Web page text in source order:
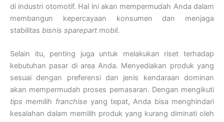
di industri otomotif. Hal ini akan mempermudah Anda dalam
membangun kepercayaan konsumen dan menjaga
stabilitas bisnis sparepart mobil.
Selain itu, penting juga untuk melakukan riset terhadap
kebutuhan pasar di area Anda. Menyediakan produk yang
sesuai dengan preferensi dan jenis kendaraan dominan
akan mempermudah proses pemasaran. Dengan mengikuti
tips memilih franchise yang tepat, Anda bisa menghindari
kesalahan dalam memilih produk yang kurang diminati oleh